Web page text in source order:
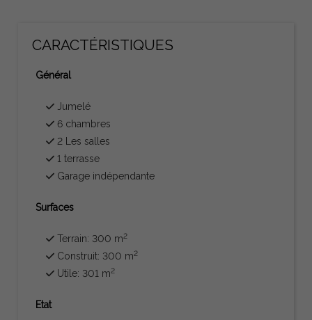
CARACTÉRISTIQUES
Général
Jumelé
6 chambres
2 Les salles
1 terrasse
Garage indépendante
Surfaces
Terrain: 300 m2
Construit: 300 m2
Utile: 301 m2
Etat